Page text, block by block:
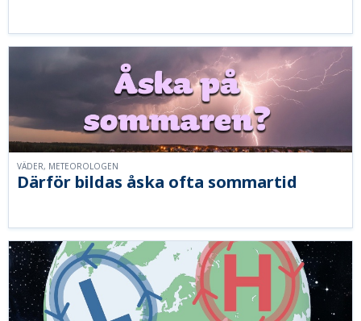
Därför bildas åska ofta sommartid
VÄDER, METEOROLOGEN